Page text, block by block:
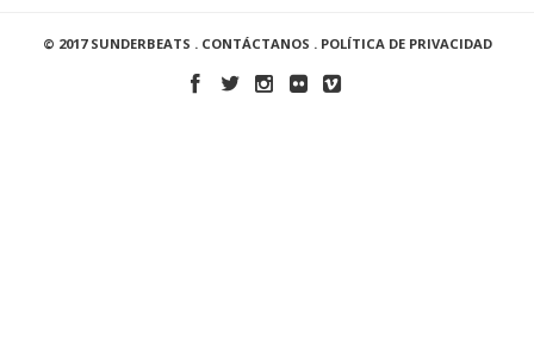
© 2017 SUNDERBEATS . CONTÁCTANOS . POLÍTICA DE PRIVACIDAD